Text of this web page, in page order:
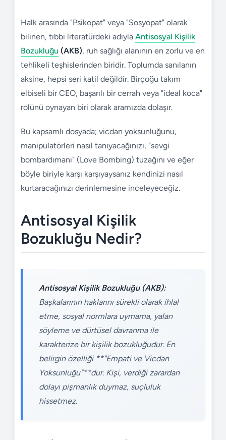
Halk arasında "Psikopat" veya "Sosyopat" olarak
bilinen, tıbbi literatürdeki adıyla Antisosyal Kişilik
Bozukluğu (AKB), ruh sağlığı alanının en zorlu ve en
tehlikeli teşhislerinden biridir. Toplumda sanılanın
aksine, hepsi seri katil değildir. Birçoğu takım
elbiseli bir CEO, başarılı bir cerrah veya "ideal koca"
rolünü oynayan biri olarak aramızda dolaşır.
Bu kapsamlı dosyada; vicdan yoksunluğunu,
manipülatörleri nasıl tanıyacağınızı, "sevgi
bombardımanı" (Love Bombing) tuzağını ve eğer
böyle biriyle karşı karşıyaysanız kendinizi nasıl
kurtaracağınızı derinlemesine inceleyeceğiz.
Antisosyal Kişilik
Bozukluğu Nedir?
Antisosyal Kişilik Bozukluğu (AKB):
Başkalarının haklarını sürekli olarak ihlal
etme, sosyal normlara uymama, yalan
söyleme ve dürtüsel davranma ile
karakterize bir kişilik bozukluğudur. En
belirgin özelliği **"Empati ve Vicdan
Yoksunluğu"**dur. Kişi, verdiği zarardan
dolayı pişmanlık duymaz, suçluluk
hissetmez.